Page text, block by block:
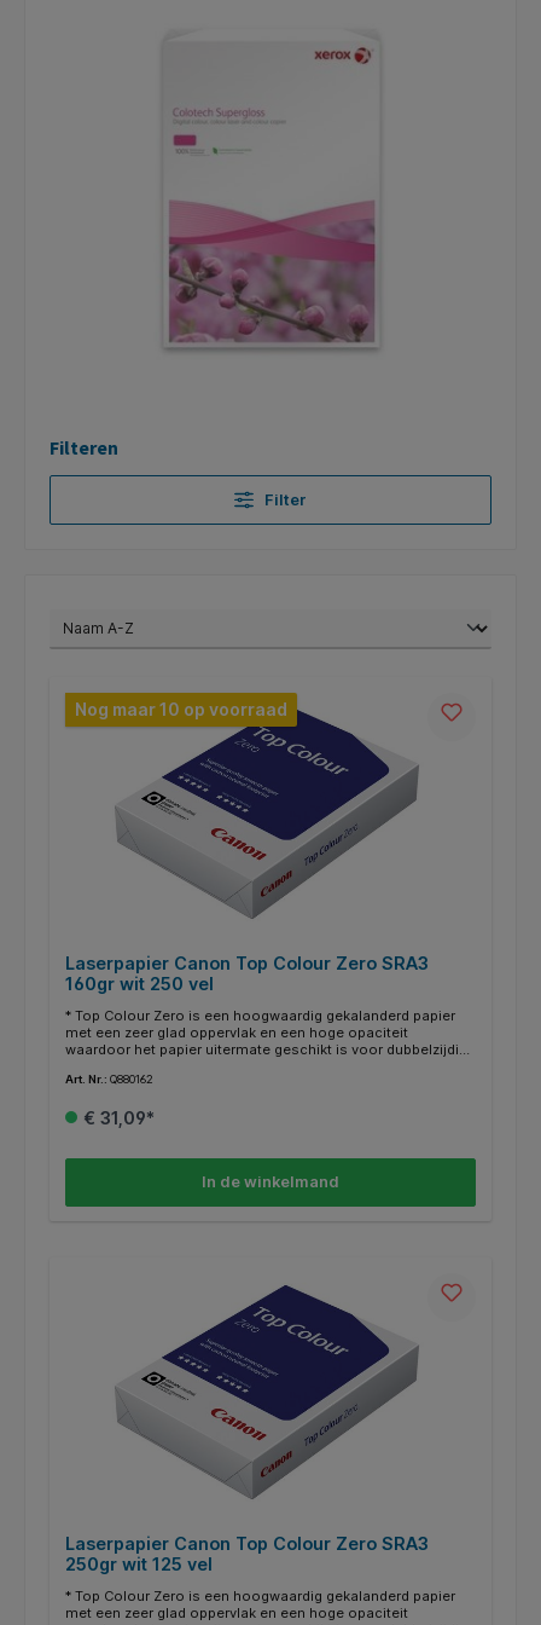
Filteren
Filter
Nog maar 10 op voorraad
Laserpapier Canon Top Colour Zero SRA3
160gr wit 250 vel
* Top Colour Zero is een hoogwaardig gekalanderd papier
met een zeer glad oppervlak en een hoge opaciteit
waardoor het papier uitermate geschikt is voor dubbelzijdig
satijnachtige glas geven kleurenafdrukken een duidelijke en
dat het papier een exclusieve indruk achterlaat. * De
vereist. * Top colour Zero is FSC gecertificeerd en draagt het
Europees Ecolabel. * CO2-gecompenseerd, gecertificeerd
Art. Nr.: Q880162
€ 31,09*
In de winkelmand
Laserpapier Canon Top Colour Zero SRA3
250gr wit 125 vel
* Top Colour Zero is een hoogwaardig gekalanderd papier
met een zeer glad oppervlak en een hoge opaciteit